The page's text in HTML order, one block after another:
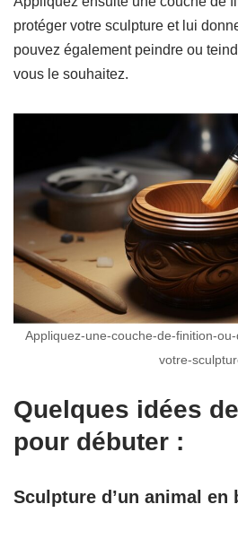
protéger votre sculpture et lui
pouvez également peindre ou
vous le souhaitez.
Appliquez-une-couche-de-finition-
votre-
Quelques idées
pour débuter :
Sculpture d’un animal en